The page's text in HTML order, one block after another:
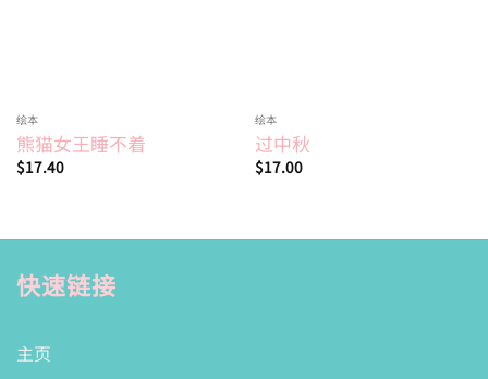
绘本
熊猫女王睡不着
$17.40
绘本
过中秋
$17.00
快速链接
主页